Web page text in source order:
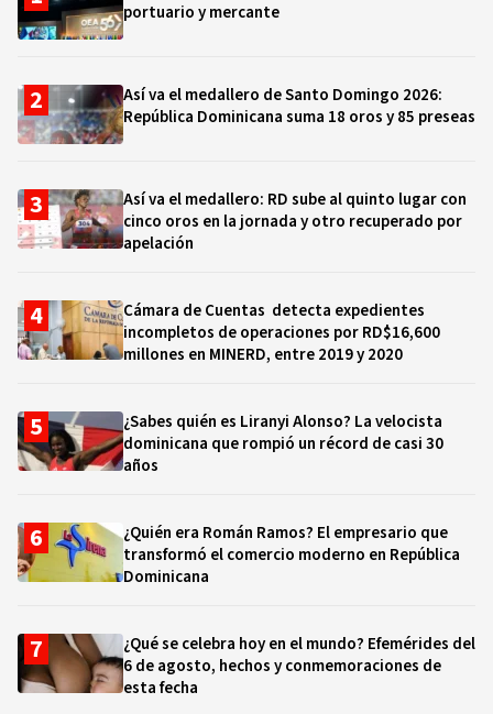
portuario y mercante
Así va el medallero de Santo Domingo 2026:
República Dominicana suma 18 oros y 85 preseas
Así va el medallero: RD sube al quinto lugar con
cinco oros en la jornada y otro recuperado por
apelación
Cámara de Cuentas detecta expedientes
incompletos de operaciones por RD$16,600
millones en MINERD, entre 2019 y 2020
¿Sabes quién es Liranyi Alonso? La velocista
dominicana que rompió un récord de casi 30
años
¿Quién era Román Ramos? El empresario que
transformó el comercio moderno en República
Dominicana
¿Qué se celebra hoy en el mundo? Efemérides del
6 de agosto, hechos y conmemoraciones de
esta fecha